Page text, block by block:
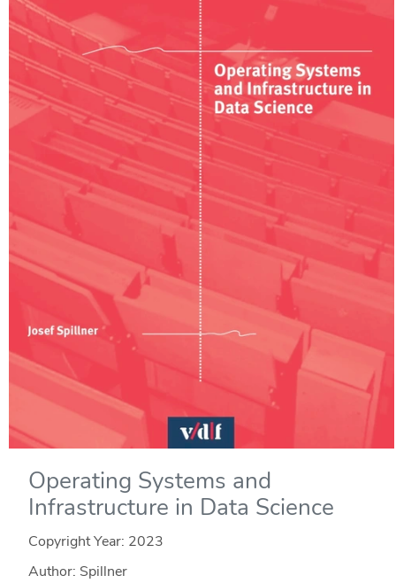
Operating Systems and
Infrastructure in Data Science
Copyright Year: 2023
Author: Spillner